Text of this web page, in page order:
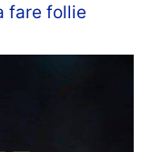
fare follie